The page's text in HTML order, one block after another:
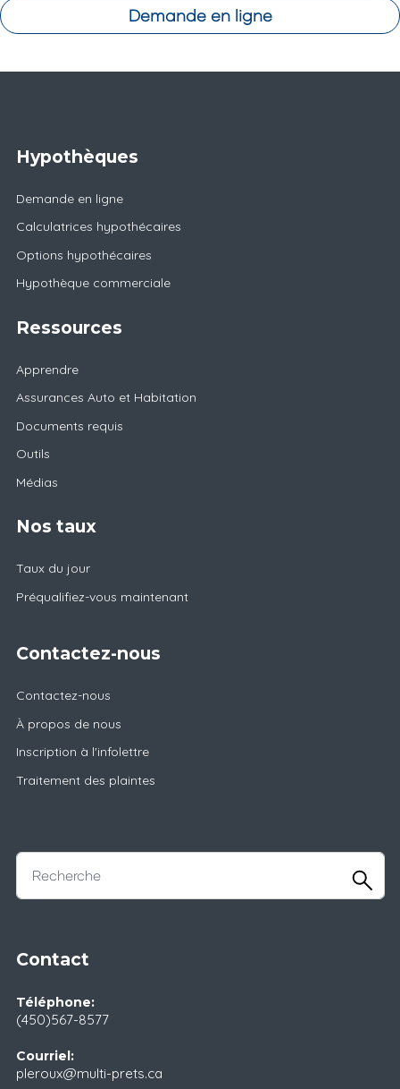
Demande en ligne
Hypothèques
Demande en ligne
Calculatrices hypothécaires
Options hypothécaires
Hypothèque commerciale
Ressources
Apprendre
Assurances Auto et Habitation
Documents requis
Outils
Médias
Nos taux
Taux du jour
Préqualifiez-vous maintenant
Contactez-nous
Contactez-nous
À propos de nous
Inscription à l'infolettre
Traitement des plaintes
Contact
Téléphone:
(450)567-8577
Courriel:
pleroux@multi-prets.ca